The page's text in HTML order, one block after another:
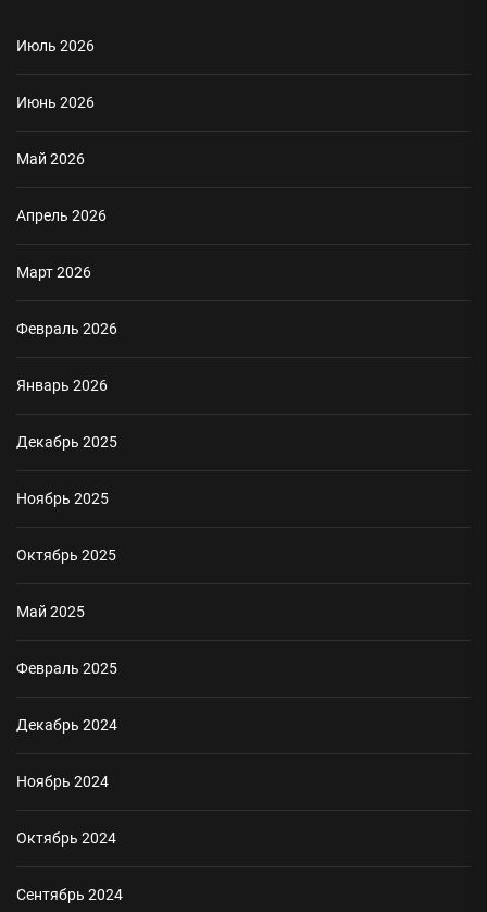
Июль 2026
Июнь 2026
Май 2026
Апрель 2026
Март 2026
Февраль 2026
Январь 2026
Декабрь 2025
Ноябрь 2025
Октябрь 2025
Май 2025
Февраль 2025
Декабрь 2024
Ноябрь 2024
Октябрь 2024
Сентябрь 2024